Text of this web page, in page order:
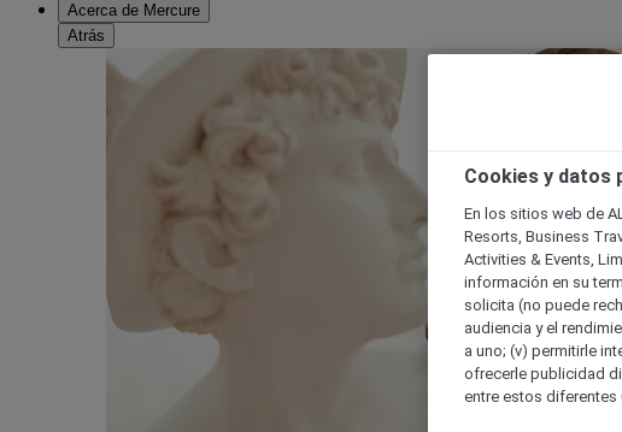
Acerca de Mercure
Atrás
Cookies y datos
En los sitios web de
Resorts, Business
Activities & Events,
información en su
solicita (no puede
audiencia y el
a uno; (v) permitirle
ofrecerle publicidad
entre estos diferentes